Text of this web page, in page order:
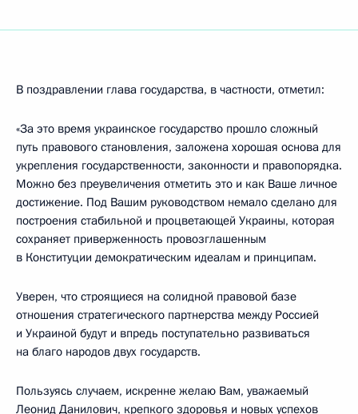
В поздравлении глава государства, в частности, отметил:
«За это время украинское государство прошло сложный
путь правового становления, заложена хорошая основа для
укрепления государственности, законности и правопорядка.
Можно без преувеличения отметить это и как Ваше личное
достижение. Под Вашим руководством немало сделано для
построения стабильной и процветающей Украины, которая
сохраняет приверженность провозглашенным
в Конституции демократическим идеалам и принципам.
Уверен, что строящиеся на солидной правовой базе
отношения стратегического партнерства между Россией
и Украиной будут и впредь поступательно развиваться
на благо народов двух государств.
Пользуясь случаем, искренне желаю Вам, уважаемый
Леонид Данилович, крепкого здоровья и новых успехов